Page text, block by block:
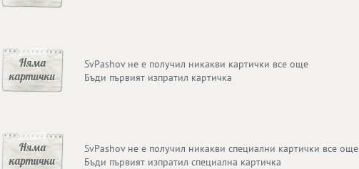
Няма
картички
SvPashov не е получил никакви картички все още
Бъди първият изпратил картичка
Няма
картички
SvPashov не е получил никакви специални картички все още
Бъди първият изпратил специална картичка